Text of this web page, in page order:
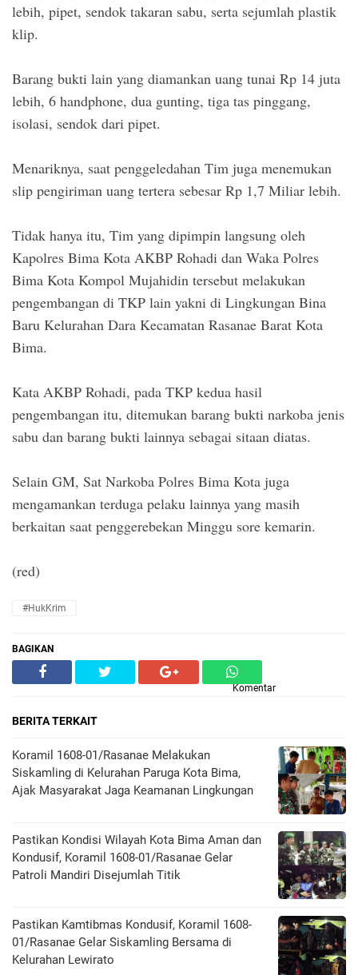
lebih, pipet, sendok takaran sabu, serta sejumlah plastik
klip.
Barang bukti lain yang diamankan uang tunai Rp 14 juta
lebih, 6 handphone, dua gunting, tiga tas pinggang,
isolasi, sendok dari pipet.
Menariknya, saat penggeledahan Tim juga menemukan
slip pengiriman uang tertera sebesar Rp 1,7 Miliar lebih.
Tidak hanya itu, Tim yang dipimpin langsung oleh
Kapolres Bima Kota AKBP Rohadi dan Waka Polres
Bima Kota Kompol Mujahidin tersebut melakukan
pengembangan di TKP lain yakni di Lingkungan Bina
Baru Kelurahan Dara Kecamatan Rasanae Barat Kota
Bima.
Kata AKBP Rohadi, pada TKP kedua hasil
pengembangan itu, ditemukan barang bukti narkoba jenis
sabu dan barang bukti lainnya sebagai sitaan diatas.
Selain GM, Sat Narkoba Polres Bima Kota juga
mengamankan terduga pelaku lainnya yang masih
berkaitan saat penggerebekan Minggu sore kemarin.
(red)
#HukKrim
BAGIKAN
Komentar
BERITA TERKAIT
Koramil 1608-01/Rasanae Melakukan
Siskamling di Kelurahan Paruga Kota Bima,
Ajak Masyarakat Jaga Keamanan Lingkungan
Pastikan Kondisi Wilayah Kota Bima Aman dan
Kondusif, Koramil 1608-01/Rasanae Gelar
Patroli Mandiri Disejumlah Titik
Pastikan Kamtibmas Kondusif, Koramil 1608-
01/Rasanae Gelar Siskamling Bersama di
Kelurahan Lewirato